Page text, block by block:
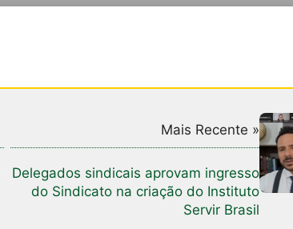
Mais Recente »
Delegados sindicais aprovam ingresso
do Sindicato na criação do Instituto
Servir Brasil